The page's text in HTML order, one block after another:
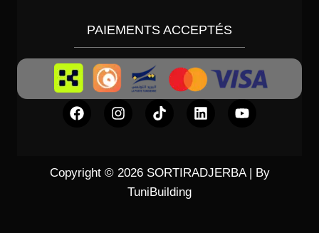
PAIEMENTS ACCEPTÉS
Copyright © 2026 SORTIRADJERBA | By
TuniBuilding